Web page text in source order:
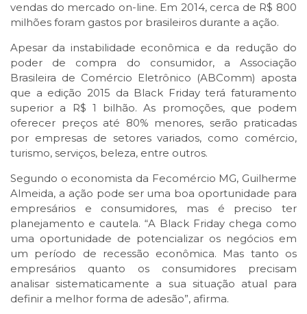
vendas do mercado on-line. Em 2014, cerca de R$ 800
milhões foram gastos por brasileiros durante a ação.
Apesar da instabilidade econômica e da redução do
poder de compra do consumidor, a Associação
Brasileira de Comércio Eletrônico (ABComm) aposta
que a edição 2015 da Black Friday terá faturamento
superior a R$ 1 bilhão. As promoções, que podem
oferecer preços até 80% menores, serão praticadas
por empresas de setores variados, como comércio,
turismo, serviços, beleza, entre outros.
Segundo o economista da Fecomércio MG, Guilherme
Almeida, a ação pode ser uma boa oportunidade para
empresários e consumidores, mas é preciso ter
planejamento e cautela. “A Black Friday chega como
uma oportunidade de potencializar os negócios em
um período de recessão econômica. Mas tanto os
empresários quanto os consumidores precisam
analisar sistematicamente a sua situação atual para
definir a melhor forma de adesão”, afirma.